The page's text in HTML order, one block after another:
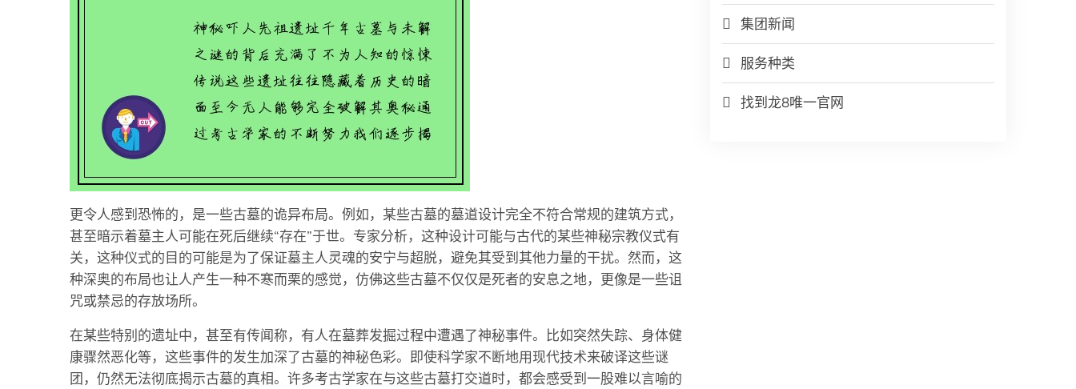
更令人感到恐怖的，是一些古墓的诡异布局。例如，某些古墓的墓道设计完全不符合常规的建筑方式，
甚至暗示着墓主人可能在死后继续“存在”于世。专家分析，这种设计可能与古代的某些神秘宗教仪式有
关，这种仪式的目的可能是为了保证墓主人灵魂的安宁与超脱，避免其受到其他力量的干扰。然而，这
种深奥的布局也让人产生一种不寒而栗的感觉，仿佛这些古墓不仅仅是死者的安息之地，更像是一些诅
咒或禁忌的存放场所。
在某些特别的遗址中，甚至有传闻称，有人在墓葬发掘过程中遭遇了神秘事件。比如突然失踪、身体健
康骤然恶化等，这些事件的发生加深了古墓的神秘色彩。即使科学家不断地用现代技术来破译这些谜
团，仍然无法彻底揭示古墓的真相。许多考古学家在与这些古墓打交道时，都会感受到一股难以言喻的
集团新闻
服务种类
找到龙8唯一官网